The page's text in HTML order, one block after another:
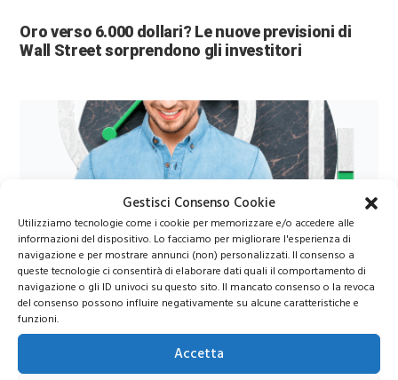
Gestisci Consenso Cookie
Utilizziamo tecnologie come i cookie per memorizzare e/o accedere alle
informazioni del dispositivo. Lo facciamo per migliorare l'esperienza di
navigazione e per mostrare annunci (non) personalizzati. Il consenso a
queste tecnologie ci consentirà di elaborare dati quali il comportamento di
navigazione o gli ID univoci su questo sito. Il mancato consenso o la revoca
del consenso possono influire negativamente su alcune caratteristiche e
funzioni.
Accetta
Oro verso 6.000 dollari? Le nuove previsioni di
Wall Street sorprendono gli investitori
Azioni Bance Europee
Azioni banche europee da mettere nel mirino nei
prossimi mesi